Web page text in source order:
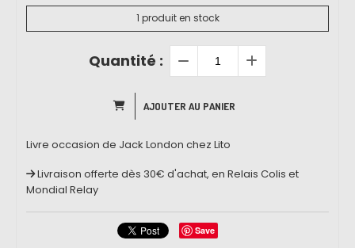
1 produit en stock
Quantité :
AJOUTER AU PANIER
Livre occasion de Jack London chez Lito
Livraison offerte dès 30€ d'achat, en Relais Colis et
Mondial Relay
Save